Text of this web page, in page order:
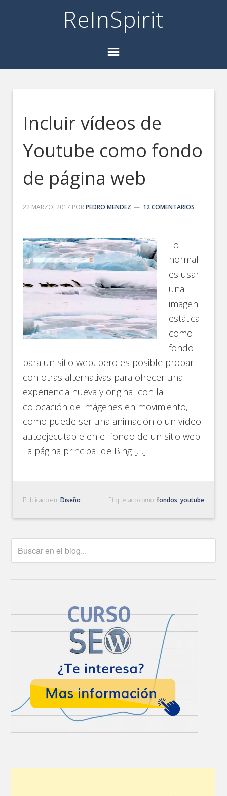
ReInSpirit
Incluir vídeos de
Youtube como fondo
de página web
22 MARZO, 2017 PORPEDRO MENDEZ 12 COMENTARIOS
Lo
normal
es usar
una
imagen
estática
como
fondo
para un sitio web, pero es posible probar
con otras alternativas para ofrecer una
experiencia nueva y original con la
colocación de imágenes en movimiento,
como puede ser una animación o un vídeo
autoejecutable en el fondo de un sitio web.
La página principal de Bing […]
Publicado en:Diseño Etiquetado como: fondos, youtube